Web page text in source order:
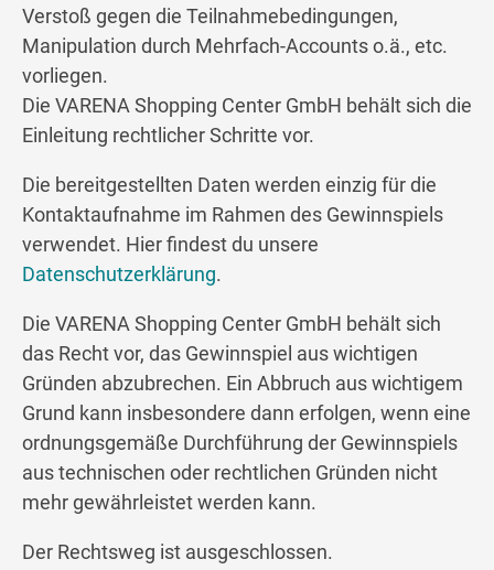
Verstoß gegen die Teilnahmebedingungen,
Manipulation durch Mehrfach-Accounts o.ä., etc.
vorliegen.
Die VARENA Shopping Center GmbH behält sich die
Einleitung rechtlicher Schritte vor.
Die bereitgestellten Daten werden einzig für die
Kontaktaufnahme im Rahmen des Gewinnspiels
verwendet. Hier findest du unsere
Datenschutzerklärung.
Die VARENA Shopping Center GmbH behält sich
das Recht vor, das Gewinnspiel aus wichtigen
Gründen abzubrechen. Ein Abbruch aus wichtigem
Grund kann insbesondere dann erfolgen, wenn eine
ordnungsgemäße Durchführung der Gewinnspiels
aus technischen oder rechtlichen Gründen nicht
mehr gewährleistet werden kann.
Der Rechtsweg ist ausgeschlossen.